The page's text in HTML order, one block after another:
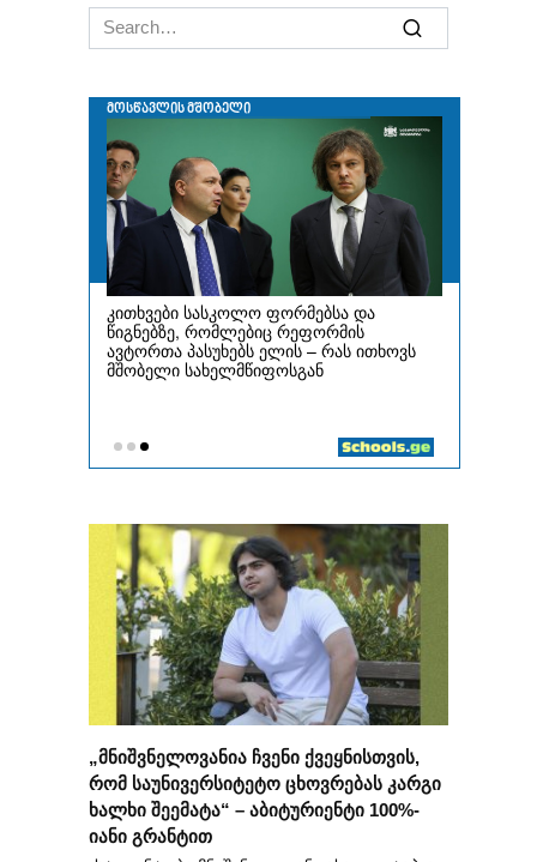
Search
for:
„მნიშვნელოვანია ჩვენი ქვეყნისთვის,
რომ საუნივერსიტეტო ცხოვრებას კარგი
ხალხი შეემატა“ – აბიტურიენტი 100%-
იანი გრანტით